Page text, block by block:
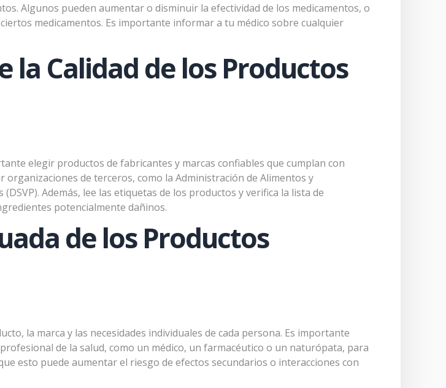
Algunos pueden aumentar o disminuir la efectividad de los medicamentos, o
medicamentos. Es importante informar a tu médico sobre cualquier
la Calidad de los Productos
elegir productos de fabricantes y marcas confiables que cumplan con
de terceros, como la Administración de Alimentos y
Además, lee las etiquetas de los productos y verifica la lista de
potencialmente dañinos.
de los Productos
la marca y las necesidades individuales de cada persona. Es importante
de la salud, como un médico, un farmacéutico o un naturópata, para
esto puede aumentar el riesgo de efectos secundarios o interacciones con
creado este protocolo para mejorar los
mejorando la circulación, retorno venoso